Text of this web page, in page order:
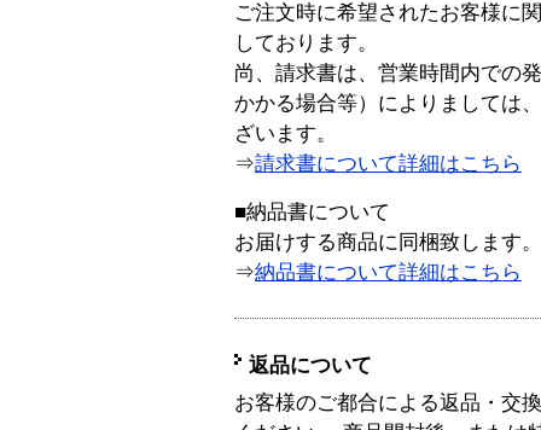
ご注文時に希望されたお客様に
しております。
尚、請求書は、営業時間内での
かかる場合等）によりましては
ざいます。
⇒請求書について詳細はこちら
■納品書について
お届けする商品に同梱致します。
⇒納品書について詳細はこちら
返品について
お客様のご都合による返品・交